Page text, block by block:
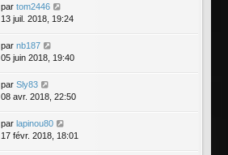
par tom2446
13 juil. 2018, 19:24
par nb187
05 juin 2018, 19:40
par Sly83
08 avr. 2018, 22:50
par lapinou80
17 févr. 2018, 18:01